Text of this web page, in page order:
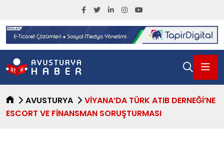
AVUSTURYA
VIYANA’DA TÜRK ATIB DERNEĞI’NE
ESCORT VE FINANSMAN SORUŞTURMASI